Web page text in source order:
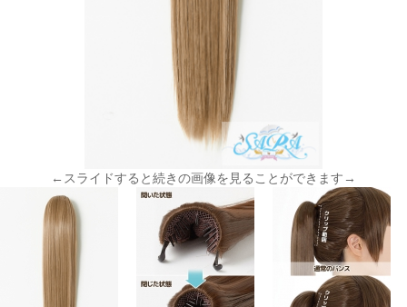
←スライドすると続きの画像を見ることができます→